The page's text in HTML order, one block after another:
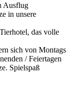
Ausflug
in unsere
das volle
sich von Montags
/ Feiertagen
Spielspaß